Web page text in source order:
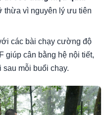
thừa vì nguyên lý ưu tiên
các bài chạy cường độ
giúp cân bằng hệ nội tiết,
sau mỗi buổi chạy.